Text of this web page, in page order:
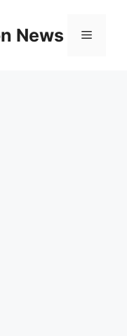
News Menu